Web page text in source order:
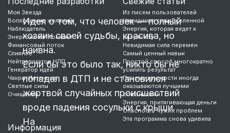
Идея о том, что человек — полный
хозяин своей судьбы, красива, но
наивна.
Если бы это было так, никто бы не
попадал в ДТП и не становился
жертвой случайных происшествий
вроде падения сосульки с крыши.
На
Моя Звезда
Воплощение желаний
Наблюдатель
Энергоканал-Компакт
Финансовый поток
Слияние
Нейтрализатор НЛП
Генератор идей
Чакры-Интенсив
Светлые силы
Очищение
Из писем пользователей
Невидимая сила Вселенной
Энергия, которая ведет к
результату
Невидимая сила перемен
Самый ценный навык
Простой способ многократно
усилить результат
Почему трудности иногда
оказываются лучшими
союзниками
Энергия, притягивающая деньги
Опасность чужих проблем
Эта программа снова удивила
Информация